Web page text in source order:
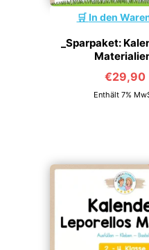
In den
_Sparpaket:
€29,90
Enthält 7%